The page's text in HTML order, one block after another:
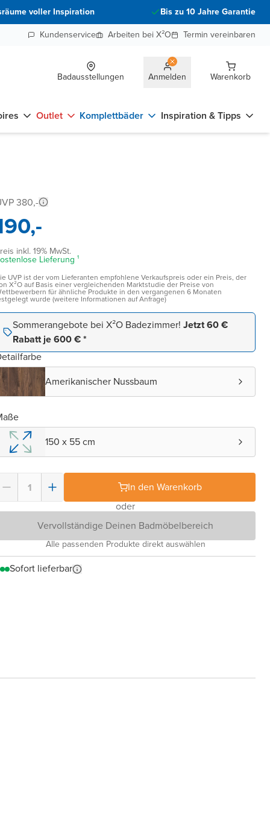
voller Inspiration
Bis zu 10 Jahre Garantie
Kundenservice
Arbeiten bei X²O Termin vereinbaren
Badausstellungen Anmelden Warenkorb
Outlet Komplettbäder Inspiration & Tipps
380,-
inkl. 19% MwSt.
Lieferung ¹
UVP ist der vom Lieferanten empfohlene Verkaufspreis oder ein Preis, der
X²O auf Basis einer vergleichenden Marktstudie der Preise von
für ähnliche Produkte in den vergangenen 6 Monaten
wurde (weitere Informationen auf Anfrage)
Sommerangebote bei X²O Badezimmer! Jetzt 60 €
Rabatt je 600 € *
Amerikanischer Nussbaum
150 x 55 cm
In den Warenkorb
oder
Vervollständige Deinen Badmöbelbereich
Alle passenden Produkte direkt auswählen
Sofort lieferbar